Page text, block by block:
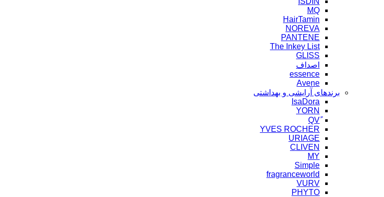
MQ
HairTamin
NOREVA
PANTENE
The Inkey List
GLISS
اصداف
essence
Avene
برندهای آرایشی و بهداشتی
IsaDora
YORN
YVES ROCHER
URIAGE
CLIVEN
MY
Simple
fragranceworld
VURV
PHYTO